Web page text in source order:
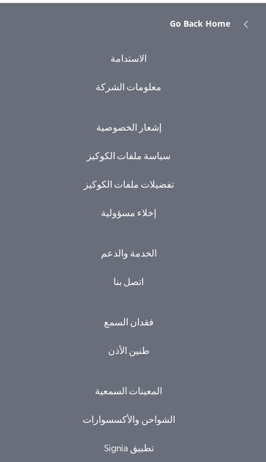
Go Back Home
الاستدامة
معلومات الشركة
إشعار الخصوصية
سياسة ملفات الكوكيز
تفضيلات ملفات الكوكيز
إخلاء مسؤولية
الخدمة والدعم
اتصل بنا
فقدان السمع
طنين الأذن
المعينات السمعية
الشواحن والأكسسوارات
Signia تطبيق